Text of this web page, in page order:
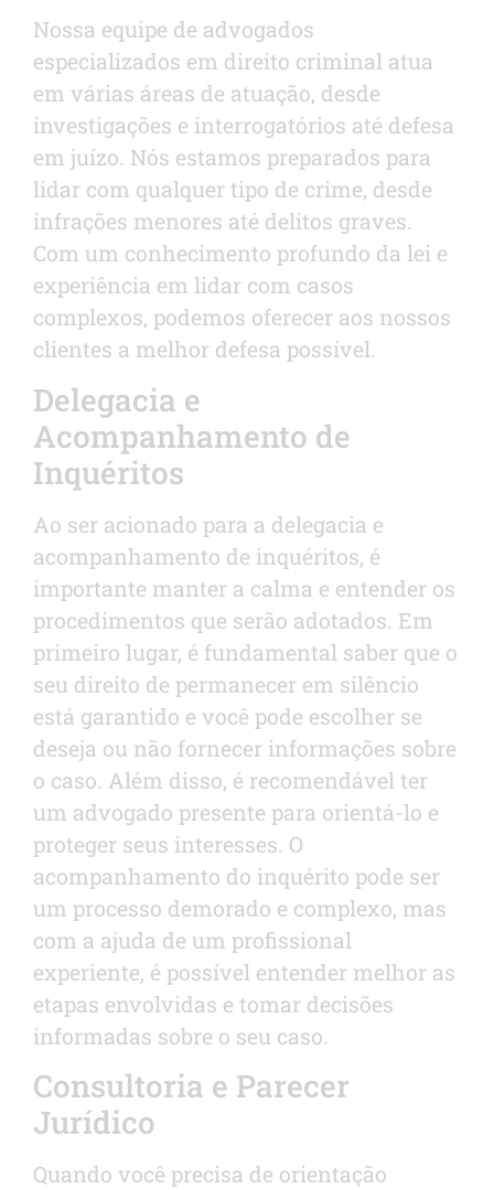
Nossa equipe de advogados
especializados em direito criminal atua
em várias áreas de atuação, desde
investigações e interrogatórios até defesa
em juízo. Nós estamos preparados para
lidar com qualquer tipo de crime, desde
infrações menores até delitos graves.
Com um conhecimento profundo da lei e
experiência em lidar com casos
complexos, podemos oferecer aos nossos
clientes a melhor defesa possível.
Delegacia e
Acompanhamento de
Inquéritos
Ao ser acionado para a delegacia e
acompanhamento de inquéritos, é
importante manter a calma e entender os
procedimentos que serão adotados. Em
primeiro lugar, é fundamental saber que o
seu direito de permanecer em silêncio
está garantido e você pode escolher se
deseja ou não fornecer informações sobre
o caso. Além disso, é recomendável ter
um advogado presente para orientá-lo e
proteger seus interesses. O
acompanhamento do inquérito pode ser
um processo demorado e complexo, mas
com a ajuda de um profissional
experiente, é possível entender melhor as
etapas envolvidas e tomar decisões
informadas sobre o seu caso.
Consultoria e Parecer
Jurídico
Quando você precisa de orientação